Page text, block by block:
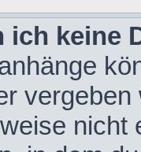
ich keine
nicht